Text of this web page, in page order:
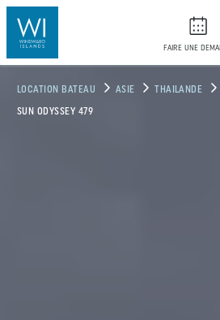
FAIRE UNE
LOCATION BATEAU ASIE THAILANDE
SUN ODYSSEY 479